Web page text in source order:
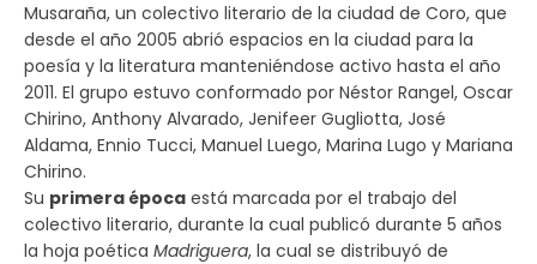
Musaraña, un colectivo literario de la ciudad de Coro, que
desde el año 2005 abrió espacios en la ciudad para la
poesía y la literatura manteniéndose activo hasta el año
2011. El grupo estuvo conformado por Néstor Rangel, Oscar
Chirino, Anthony Alvarado, Jenifeer Gugliotta, José
Aldama, Ennio Tucci, Manuel Luego, Marina Lugo y Mariana
Chirino.
Su primera época está marcada por el trabajo del
colectivo literario, durante la cual publicó durante 5 años
la hoja poética Madriguera, la cual se distribuyó de